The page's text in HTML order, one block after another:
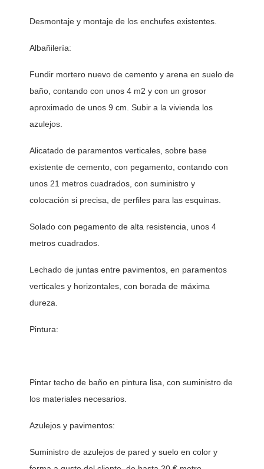
Desmontaje y montaje de los enchufes existentes.
Albañilería:
Fundir mortero nuevo de cemento y arena en suelo de
baño, contando con unos 4 m2 y con un grosor
aproximado de unos 9 cm. Subir a la vivienda los
azulejos.
Alicatado de paramentos verticales, sobre base
existente de cemento, con pegamento, contando con
unos 21 metros cuadrados, con suministro y
colocación si precisa, de perfiles para las esquinas.
Solado con pegamento de alta resistencia, unos 4
metros cuadrados.
Lechado de juntas entre pavimentos, en paramentos
verticales y horizontales, con borada de máxima
dureza.
Pintura:
Pintar techo de baño en pintura lisa, con suministro de
los materiales necesarios.
Azulejos y pavimentos:
Suministro de azulejos de pared y suelo en color y